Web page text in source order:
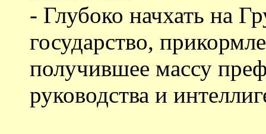
- Глубоко начхать на
государство,
получившее массу
руководства и